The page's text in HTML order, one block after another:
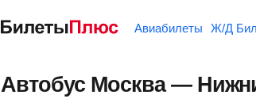
Авиабилеты Ж/Д
Автобус Москва —